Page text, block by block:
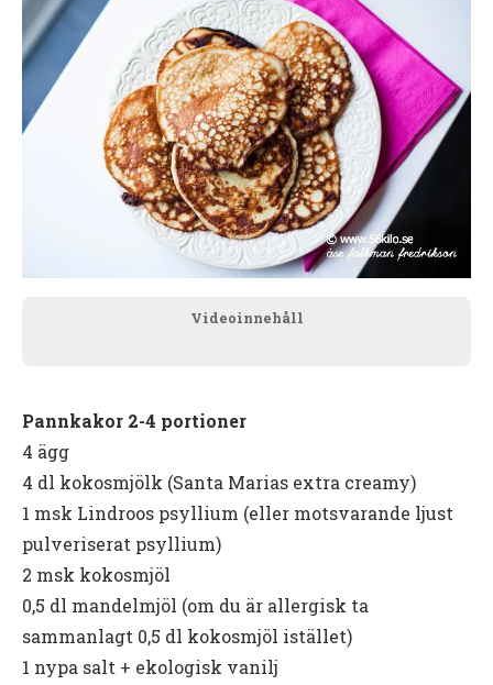
Videoinnehåll
Pannkakor 2-4 portioner
4 ägg
4 dl kokosmjölk (Santa Marias extra creamy)
1 msk Lindroos psyllium (eller motsvarande ljust
pulveriserat psyllium)
2 msk kokosmjöl
0,5 dl mandelmjöl (om du är allergisk ta
sammanlagt 0,5 dl kokosmjöl istället)
1 nypa salt + ekologisk vanilj